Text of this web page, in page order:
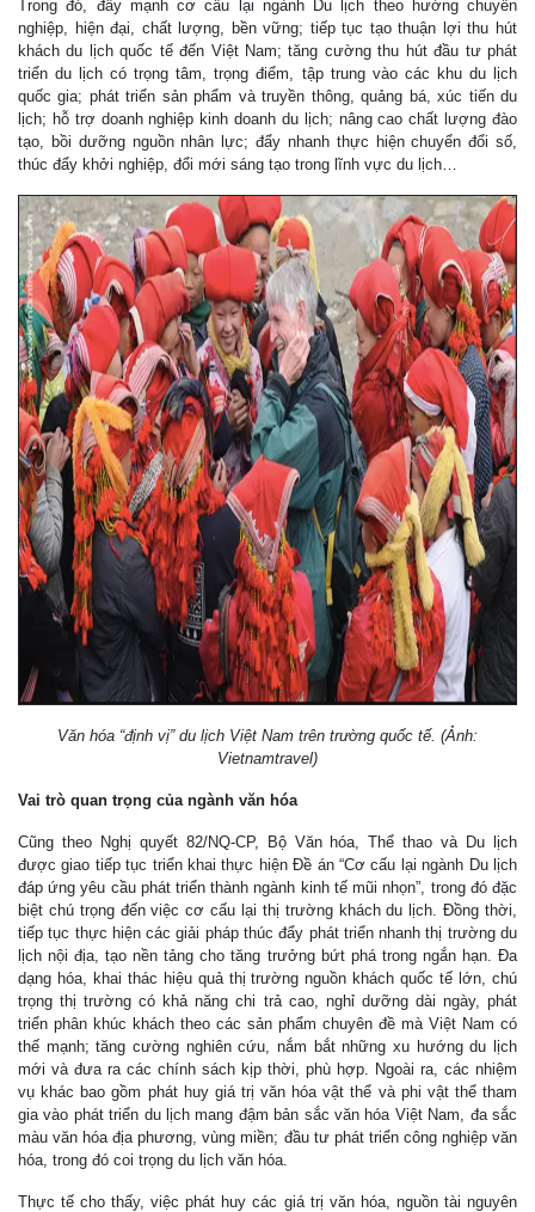
Trong đó, đẩy mạnh cơ cấu lại ngành Du lịch theo hướng chuyên
nghiệp, hiện đại, chất lượng, bền vững; tiếp tục tạo thuận lợi thu hút
khách du lịch quốc tế đến Việt Nam; tăng cường thu hút đầu tư phát
triển du lịch có trọng tâm, trọng điểm, tập trung vào các khu du lịch
quốc gia; phát triển sản phẩm và truyền thông, quảng bá, xúc tiến du
lịch; hỗ trợ doanh nghiệp kinh doanh du lịch; nâng cao chất lượng đào
tạo, bồi dưỡng nguồn nhân lực; đẩy nhanh thực hiện chuyển đổi số,
thúc đẩy khởi nghiệp, đổi mới sáng tạo trong lĩnh vực du lịch…
Văn hóa “định vị” du lịch Việt Nam trên trường quốc tế. (Ảnh:
Vietnamtravel)
Vai trò quan trọng của ngành văn hóa
Cũng theo Nghị quyết 82/NQ-CP, Bộ Văn hóa, Thể thao và Du lịch
được giao tiếp tục triển khai thực hiện Đề án “Cơ cấu lại ngành Du lịch
đáp ứng yêu cầu phát triển thành ngành kinh tế mũi nhọn”, trong đó đặc
biệt chú trọng đến việc cơ cấu lại thị trường khách du lịch. Đồng thời,
tiếp tục thực hiện các giải pháp thúc đẩy phát triển nhanh thị trường du
lịch nội địa, tạo nền tảng cho tăng trưởng bứt phá trong ngắn hạn. Đa
dạng hóa, khai thác hiệu quả thị trường nguồn khách quốc tế lớn, chú
trọng thị trường có khả năng chi trả cao, nghỉ dưỡng dài ngày, phát
triển phân khúc khách theo các sản phẩm chuyên đề mà Việt Nam có
thế mạnh; tăng cường nghiên cứu, nắm bắt những xu hướng du lịch
mới và đưa ra các chính sách kịp thời, phù hợp. Ngoài ra, các nhiệm
vụ khác bao gồm phát huy giá trị văn hóa vật thể và phi vật thể tham
gia vào phát triển du lịch mang đậm bản sắc văn hóa Việt Nam, đa sắc
màu văn hóa địa phương, vùng miền; đầu tư phát triển công nghiệp văn
hóa, trong đó coi trọng du lịch văn hóa.
Thực tế cho thấy, việc phát huy các giá trị văn hóa, nguồn tài nguyên